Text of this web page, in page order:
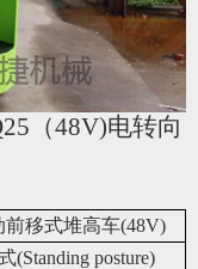
（48V)电转向
前移式堆高车(48V)
(Standing posture)